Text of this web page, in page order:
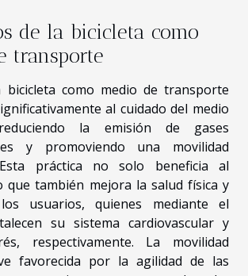
de la bicicleta como
transporte
bicicleta como medio de transporte
al cuidado del medio
la emisión de gases
y promoviendo una movilidad
práctica no solo beneficia al
que también mejora la salud física y
usuarios, quienes mediante el
su sistema cardiovascular y
respectivamente. La movilidad
favorecida por la agilidad de las